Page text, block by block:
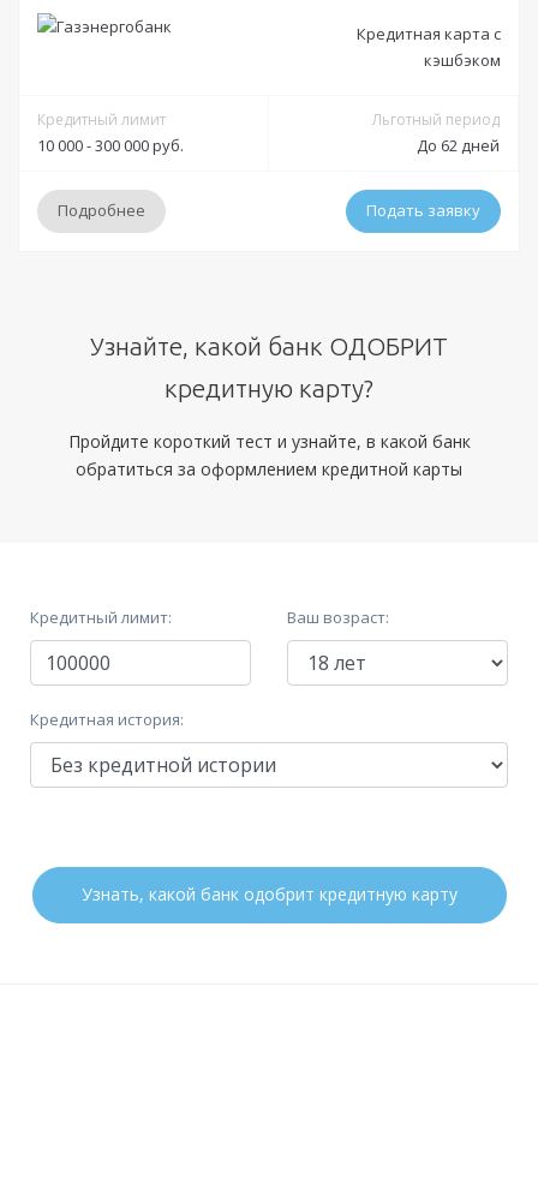
Кредитная карта с
кэшбэком
Кредитный лимит
10 000 - 300 000 руб.
Льготный период
До 62 дней
Подробнее Подать заявку
Решение:
Индивидуально
отделения Газэнергобанка
Оформление:
отделения Газэнергобанка; в мобильном приложении; онлайн
заявка через официальный сайт
Обязательные:
Требования
Регистрация в РФ:
Доход:
—
Узнайте, какой банк ОДОБРИТ
кредитную карту?
Пройдите короткий тест и узнайте, в какой банк
обратиться за оформлением кредитной карты
Кредитный лимит: Ваш возраст:
Кредитная история:
Узнать, какой банк одобрит кредитную карту